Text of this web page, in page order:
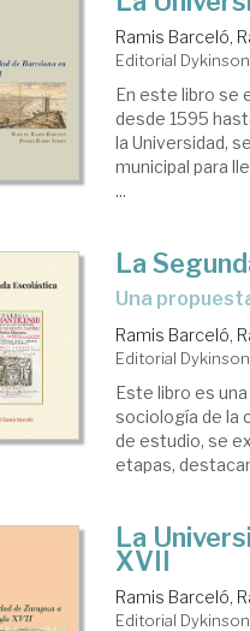
Ramis Barceló,
Editorial
En este libro se
desde 1595
la Universidad,
municipal para
...
La
una
Ramis Barceló,
Editorial
Este libro es
sociología de la
de estudio, se
etapas,
La
XVII
Ramis Barceló,
Editorial